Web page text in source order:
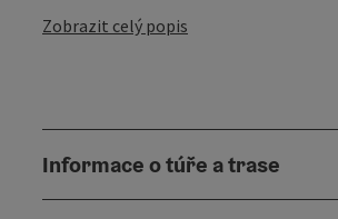
Zobrazit celý popis
Informace o túře a trase